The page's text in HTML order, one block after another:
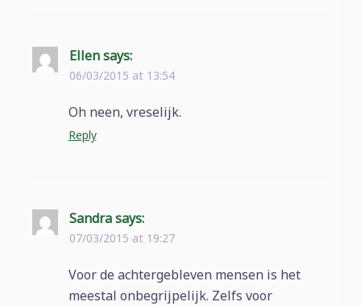
Ellen says:
06/03/2015 at 13:54
Oh neen, vreselijk.
Reply
Sandra says:
07/03/2015 at 19:27
Voor de achtergebleven mensen is het
meestal onbegrijpelijk. Zelfs voor